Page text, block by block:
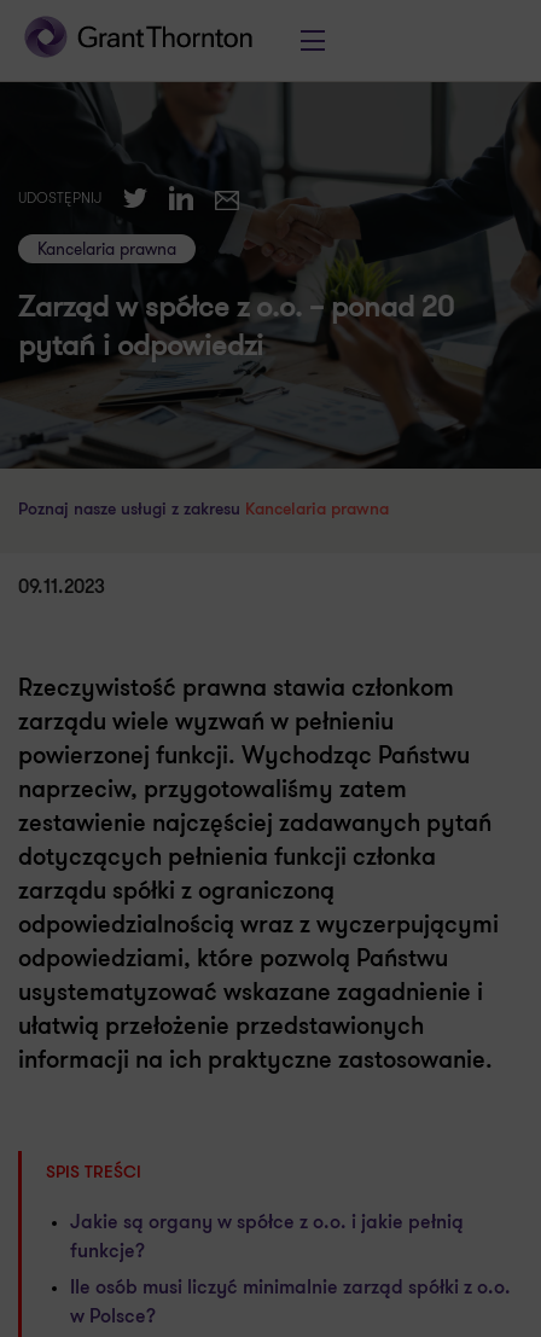
UDOSTĘPNIJ TwitterLinkedInE-mail
Kancelaria prawna
Zarząd w spółce z o.o. – ponad 20
pytań i odpowiedzi
Poznaj nasze usługi z zakresu Kancelaria prawna
09.11.2023
Rzeczywistość prawna stawia członkom
zarządu wiele wyzwań w pełnieniu
powierzonej funkcji. Wychodząc Państwu
naprzeciw, przygotowaliśmy zatem
zestawienie najczęściej zadawanych pytań
dotyczących pełnienia funkcji członka
zarządu spółki z ograniczoną
odpowiedzialnością wraz z wyczerpującymi
odpowiedziami, które pozwolą Państwu
usystematyzować wskazane zagadnienie i
ułatwią przełożenie przedstawionych
informacji na ich praktyczne zastosowanie.
SPIS TREŚCI
Jakie są organy w spółce z o.o. i jakie pełnią
funkcje?
Ile osób musi liczyć minimalnie zarząd spółki z o.o.
w Polsce?